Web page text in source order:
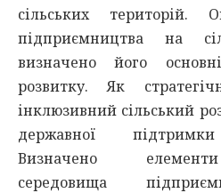
сільських територій.
підприємництва на
визначено його
розвитку. Як
інклюзивний сільський
державної
Визначено
середовища